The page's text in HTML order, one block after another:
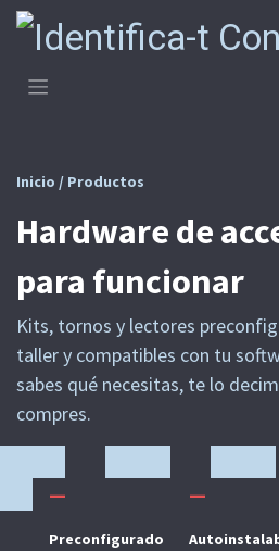
Ir al contenido
Inicio / Productos
Hardware de
para funcionar
Kits, tornos y lectores
taller y compatibles con tu
sabes qué necesitas, te lo
compres.
—
Preconfigurado
—